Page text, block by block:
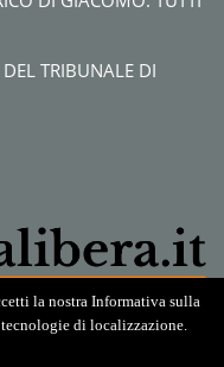
TRIBUNALE DI
la nostra Informativa sulla
di localizzazione.